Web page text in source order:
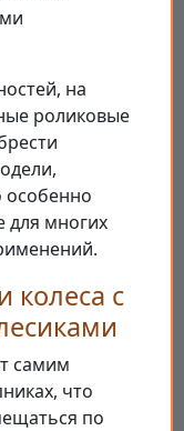
на
роликовые
для многих
колеса с
самим
что
по